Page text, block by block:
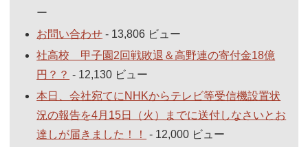
ー
お問い合わせ - 13,806 ビュー
社高校 甲子園2回戦敗退＆高野連の寄付金18億
円？？ - 12,130 ビュー
本日、会社宛てにNHKからテレビ等受信機設置状
況の報告を4月15日（火）までに送付しなさいとお
達しが届きました！！
- 12,000 ビュー